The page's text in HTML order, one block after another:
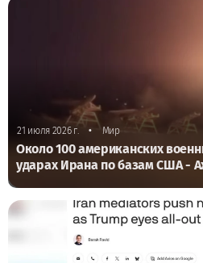
21 июля 2026 г. • Мир
Около 100 американских
ударах Ирана по базам США -